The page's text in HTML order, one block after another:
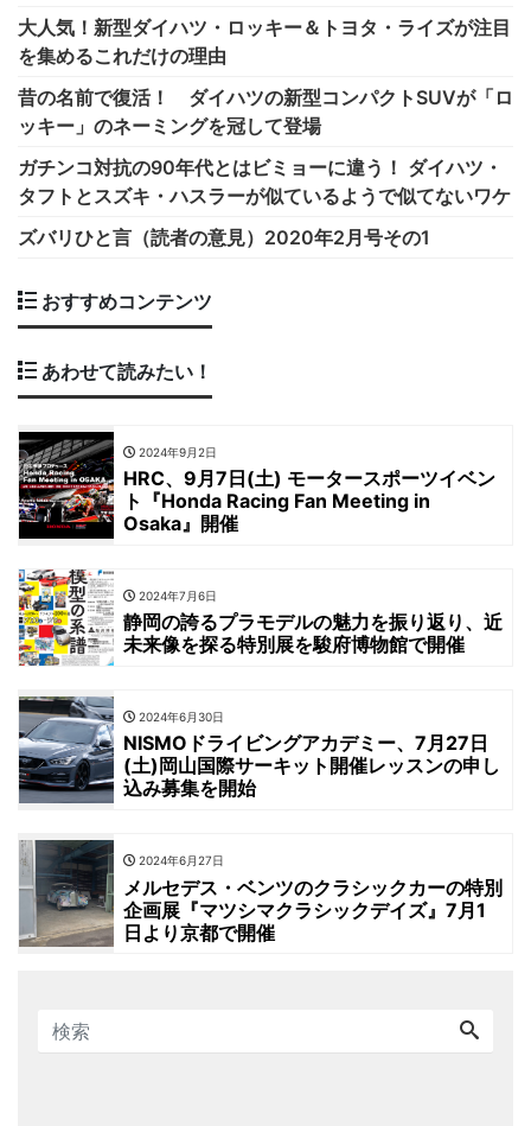
大人気！新型ダイハツ・ロッキー＆トヨタ・ライズが注目
を集めるこれだけの理由
昔の名前で復活！ ダイハツの新型コンパクトSUVが「ロ
ッキー」のネーミングを冠して登場
ガチンコ対抗の90年代とはビミョーに違う！ ダイハツ・
タフトとスズキ・ハスラーが似ているようで似てないワケ
ズバリひと言（読者の意見）2020年2月号その1
おすすめコンテンツ
あわせて読みたい！
2024年9月2日
HRC、9月7日(土) モータースポーツイベン
ト『Honda Racing Fan Meeting in
Osaka』開催
2024年7月6日
静岡の誇るプラモデルの魅力を振り返り、近
未来像を探る特別展を駿府博物館で開催
2024年6月30日
NISMOドライビングアカデミー、7月27日
(土)岡山国際サーキット開催レッスンの申し
込み募集を開始
2024年6月27日
メルセデス・ベンツのクラシックカーの特別
企画展『マツシマクラシックデイズ』7月1
日より京都で開催